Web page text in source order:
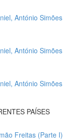
António Simões
António Simões
António Simões
PAÍSES
Freitas (Parte I)